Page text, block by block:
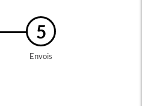
5
Envois